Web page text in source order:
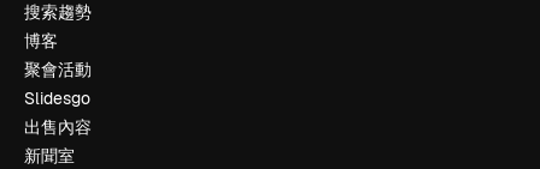
搜索趨勢
博客
聚會活動
Slidesgo
出售內容
新聞室